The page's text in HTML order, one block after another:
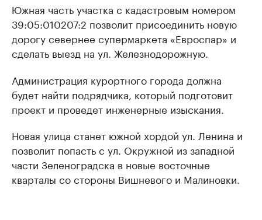
Южная часть участка с кадастровым номером
39:05:010207:2 позволит присоединить новую
дорогу севернее супермаркета «Евроспар» и
сделать выезд на ул. Железнодорожную.
Администрация курортного города должна
будет найти подрядчика, который подготовит
проект и проведет инженерные изыскания.
Новая улица станет южной хордой ул. Ленина и
позволит попасть с ул. Окружной из западной
части Зеленоградска в новые восточные
кварталы со стороны Вишневого и Малиновки.